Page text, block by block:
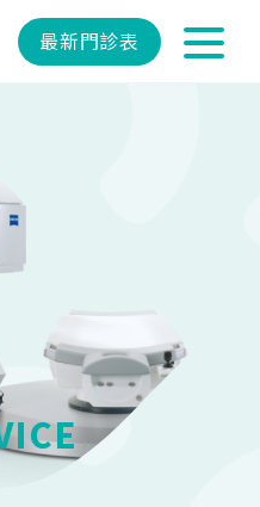
最新門診表